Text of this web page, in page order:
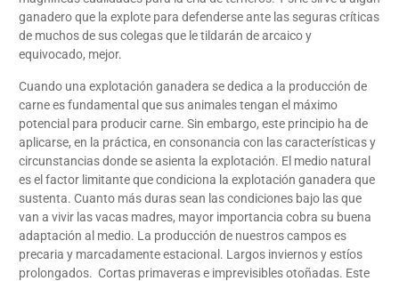
ganadero que la explote para defenderse ante las seguras críticas
de muchos de sus colegas que le tildarán de arcaico y
equivocado, mejor.
Cuando una explotación ganadera se dedica a la producción de
carne es fundamental que sus animales tengan el máximo
potencial para producir carne. Sin embargo, este principio ha de
aplicarse, en la práctica, en consonancia con las características y
circunstancias donde se asienta la explotación. El medio natural
es el factor limitante que condiciona la explotación ganadera que
sustenta. Cuanto más duras sean las condiciones bajo las que
van a vivir las vacas madres, mayor importancia cobra su buena
adaptación al medio. La producción de nuestros campos es
precaria y marcadamente estacional. Largos inviernos y estíos
prolongados. Cortas primaveras e imprevisibles otoñadas. Este